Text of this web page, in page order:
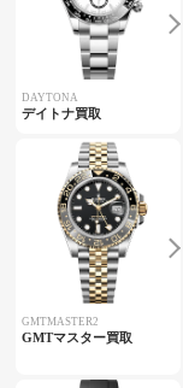
DAYTONA
デイトナ買取
GMTMASTER2
GMTマスター買取